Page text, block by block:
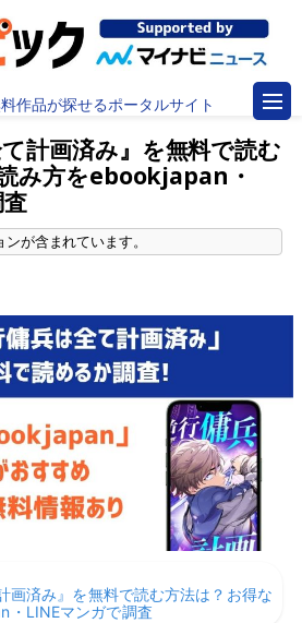
作品が探せるポータルサイト
て計画済み』を無料で読む
み方をebookjapan・
画済み』を無料で読む方法は？お得な
・LINEマンガで調査